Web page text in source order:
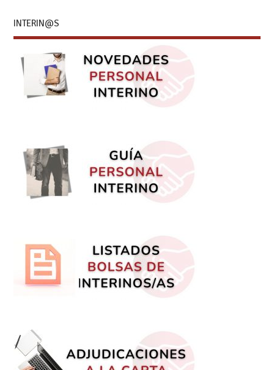
INTERIN@S